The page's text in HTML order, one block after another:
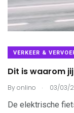
VERKEER &
Dit is waarom
Byonlino . 03/03/
De elektrische